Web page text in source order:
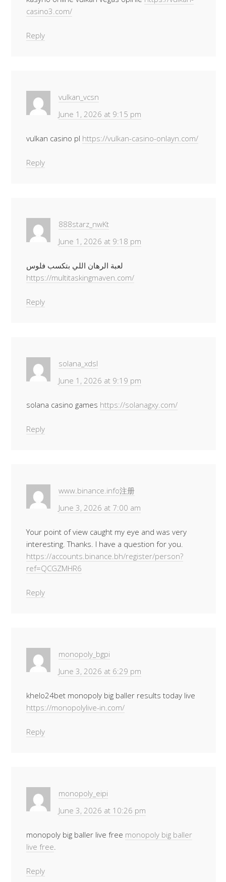
casino3.com/
Reply
vulkan_vcsn
June 1, 2026 at 9:15 pm
vulkan casino pl https://vulkan-casino-onlayn.com/
Reply
888starz_nwKt
June 1, 2026 at 9:18 pm
لعبة الرهان اللي بتكسب فلوس
https://multitaskingmaven.com/
Reply
solana_xdsl
June 1, 2026 at 9:19 pm
solana casino games https://solanagxy.com/
Reply
www.binance.info注册
June 3, 2026 at 7:00 am
Your point of view caught my eye and was very
interesting. Thanks. I have a question for you.
https://accounts.binance.bh/register/person?
ref=QCGZMHR6
Reply
monopoly_bgpi
June 3, 2026 at 6:29 pm
khelo24bet monopoly big baller results today live
https://monopolylive-in.com/
Reply
monopoly_eipi
June 3, 2026 at 10:26 pm
monopoly big baller live free monopoly big baller
live free
Reply